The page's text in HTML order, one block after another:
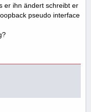
er ihn ändert schreibt er
pseudo interface